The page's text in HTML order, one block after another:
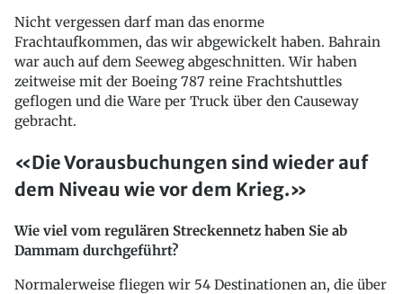
Nicht vergessen darf man das enorme
Frachtaufkommen, das wir abgewickelt haben. Bahrain
war auch auf dem Seeweg abgeschnitten. Wir haben
zeitweise mit der Boeing 787 reine Frachtshuttles
geflogen und die Ware per Truck über den Causeway
gebracht.
«Die Vorausbuchungen sind wieder auf
dem Niveau wie vor dem Krieg.»
Wie viel vom regulären Streckennetz haben Sie ab
Dammam durchgeführt?
Normalerweise fliegen wir 54 Destinationen an, die über